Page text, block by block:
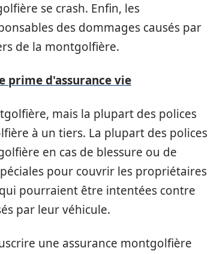
se crash. Enfin, les
des dommages causés par
de la montgolfière.
prime d'assurance vie
mais la plupart des polices
à un tiers. La plupart des polices
en cas de blessure ou de
pour couvrir les propriétaires
pourraient être intentées contre
par leur véhicule.
une assurance montgolfière